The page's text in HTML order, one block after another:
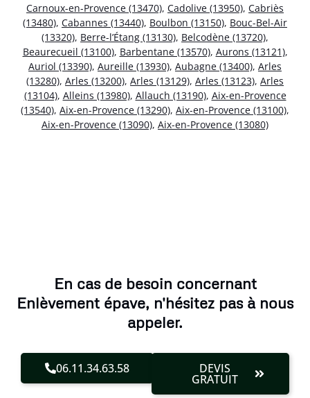
Carnoux-en-Provence (13470), Cadolive (13950), Cabriès
(13480), Cabannes (13440), Boulbon (13150), Bouc-Bel-Air
(13320), Berre-l’Étang (13130), Belcodène (13720),
Beaurecueil (13100), Barbentane (13570), Aurons (13121),
Auriol (13390), Aureille (13930), Aubagne (13400), Arles
(13280), Arles (13200), Arles (13129), Arles (13123), Arles
(13104), Alleins (13980), Allauch (13190), Aix-en-Provence
(13540), Aix-en-Provence (13290), Aix-en-Provence (13100),
Aix-en-Provence (13090), Aix-en-Provence (13080)
En cas de besoin concernant
Enlèvement épave, n'hésitez pas à nous
appeler.
06.11.34.63.58 DEVIS
GRATUIT